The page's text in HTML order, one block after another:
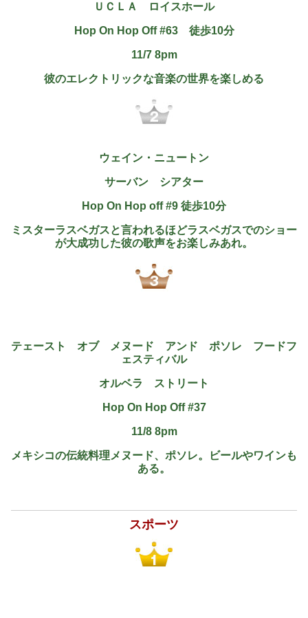
ＵＣＬＡ ロイスホール
Hop On Hop Off #63 徒歩10分
11/7 8pm
彼のエレクトリックな音楽の世界を楽しめる
ウェイン・ニュートン
サーバン シアター
Hop On Hop off #9 徒歩10分
ミスターラスベガスと言われるほどラスベガスでのショー
が大成功した彼の歌声をお楽しみあれ。
テェースト オブ メヌード アンド ポソレ フードフ
ェスティバル
オルベラ ストリート
Hop On Hop Off #37
11/8 8pm
メキシコの伝統料理メヌード、ポソレ。ビールやワインも
ある。
スポーツ